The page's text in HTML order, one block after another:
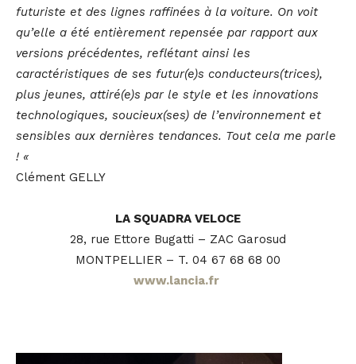
futuriste et des lignes raffinées à la voiture. On voit
qu’elle a été entièrement repensée par rapport aux
versions précédentes, reflétant ainsi les
caractéristiques de ses futur(e)s conducteurs(trices),
plus jeunes, attiré(e)s par le style et les innovations
technologiques, soucieux(ses) de l’environnement et
sensibles aux dernières tendances. Tout cela me parle
! «
Clément GELLY
LA SQUADRA VELOCE
28, rue Ettore Bugatti – ZAC Garosud
MONTPELLIER – T. 04 67 68 68 00
www.lancia.fr